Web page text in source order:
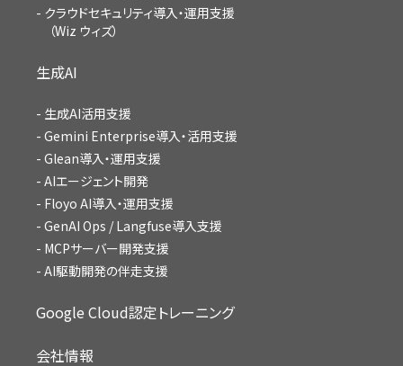
クラウドセキュリティ導入・運用支援
（Wiz ウィズ）
生成AI
生成AI活用支援
Gemini Enterprise導入・活用支援
Glean導入・運用支援
AIエージェント開発
Floyo AI導入・運用支援
GenAI Ops / Langfuse導入支援
MCPサーバー開発支援
AI駆動開発の伴走支援
Google Cloud認定トレーニング
会社情報